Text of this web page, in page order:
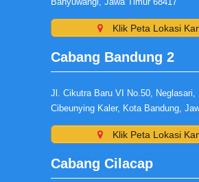
Klik Peta Lokasi
Cabang Bandung 2
Jl. Cikutra Baru VI No.50, Neglasari,
Cibeunying Kaler, Kota Bandung,
Klik Peta Lokasi
Cabang Cilacap